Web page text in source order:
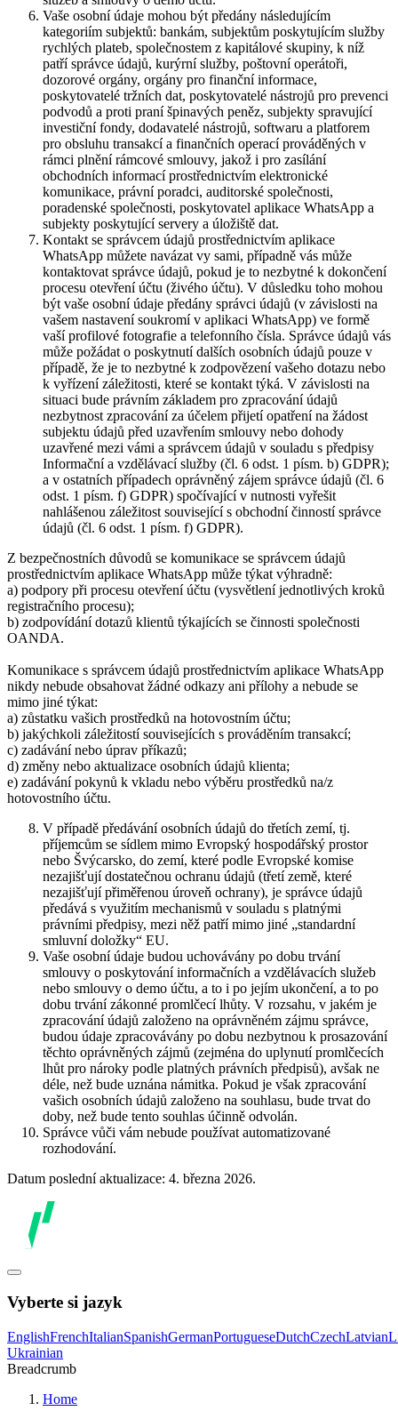
Vaše osobní údaje mohou být předány následujícím
kategoriím subjektů: bankám, subjektům poskytujícím služby
rychlých plateb, společnostem z kapitálové skupiny, k níž
patří správce údajů, kurýrní služby, poštovní operátoři,
dozorové orgány, orgány pro finanční informace,
poskytovatelé tržních dat, poskytovatelé nástrojů pro prevenci
podvodů a proti praní špinavých peněz, subjekty spravující
investiční fondy, dodavatelé nástrojů, softwaru a platforem
pro obsluhu transakcí a finančních operací prováděných v
rámci plnění rámcové smlouvy, jakož i pro zasílání
obchodních informací prostřednictvím elektronické
komunikace, právní poradci, auditorské společnosti,
poradenské společnosti, poskytovatel aplikace WhatsApp a
subjekty poskytující servery a úložiště dat.
Kontakt se správcem údajů prostřednictvím aplikace
WhatsApp můžete navázat vy sami, případně vás může
kontaktovat správce údajů, pokud je to nezbytné k dokončení
procesu otevření účtu (živého účtu). V důsledku toho mohou
být vaše osobní údaje předány správci údajů (v závislosti na
vašem nastavení soukromí v aplikaci WhatsApp) ve formě
vaší profilové fotografie a telefonního čísla. Správce údajů vás
může požádat o poskytnutí dalších osobních údajů pouze v
případě, že je to nezbytné k zodpovězení vašeho dotazu nebo
k vyřízení záležitosti, které se kontakt týká. V závislosti na
situaci bude právním základem pro zpracování údajů
nezbytnost zpracování za účelem přijetí opatření na žádost
subjektu údajů před uzavřením smlouvy nebo dohody
uzavřené mezi vámi a správcem údajů v souladu s předpisy
Informační a vzdělávací služby (čl. 6 odst. 1 písm. b) GDPR);
a v ostatních případech oprávněný zájem správce údajů (čl. 6
odst. 1 písm. f) GDPR) spočívající v nutnosti vyřešit
nahlášenou záležitost související s obchodní činností správce
údajů (čl. 6 odst. 1 písm. f) GDPR).
Z bezpečnostních důvodů se komunikace se správcem údajů
prostřednictvím aplikace WhatsApp může týkat výhradně:
a) podpory při procesu otevření účtu (vysvětlení jednotlivých kroků
registračního procesu);
b) zodpovídání dotazů klientů týkajících se činnosti společnosti
OANDA.
Komunikace s správcem údajů prostřednictvím aplikace WhatsApp
nikdy nebude obsahovat žádné odkazy ani přílohy a nebude se
mimo jiné týkat:
a) zůstatku vašich prostředků na hotovostním účtu;
b) jakýchkoli záležitostí souvisejících s prováděním transakcí;
c) zadávání nebo úprav příkazů;
d) změny nebo aktualizace osobních údajů klienta;
e) zadávání pokynů k vkladu nebo výběru prostředků na/z
hotovostního účtu.
V případě předávání osobních údajů do třetích zemí, tj.
příjemcům se sídlem mimo Evropský hospodářský prostor
nebo Švýcarsko, do zemí, které podle Evropské komise
nezajišťují dostatečnou ochranu údajů (třetí země, které
nezajišťují přiměřenou úroveň ochrany), je správce údajů
předává s využitím mechanismů v souladu s platnými
právními předpisy, mezi něž patří mimo jiné „standardní
smluvní doložky“ EU.
Vaše osobní údaje budou uchovávány po dobu trvání
smlouvy o poskytování informačních a vzdělávacích služeb
nebo smlouvy o demo účtu, a to i po jejím ukončení, a to po
dobu trvání zákonné promlčecí lhůty. V rozsahu, v jakém je
zpracování údajů založeno na oprávněném zájmu správce,
budou údaje zpracovávány po dobu nezbytnou k prosazování
těchto oprávněných zájmů (zejména do uplynutí promlčecích
lhůt pro nároky podle platných právních předpisů), avšak ne
déle, než bude uznána námitka. Pokud je však zpracování
vašich osobních údajů založeno na souhlasu, bude trvat do
doby, než bude tento souhlas účinně odvolán.
Správce vůči vám nebude používat automatizované
rozhodování.
Datum poslední aktualizace: 4. března 2026.
Vyberte si jazyk
EnglishFrenchItalianSpanishGermanPortugueseDutchCzechLatvian
Ukrainian
Breadcrumb
Home